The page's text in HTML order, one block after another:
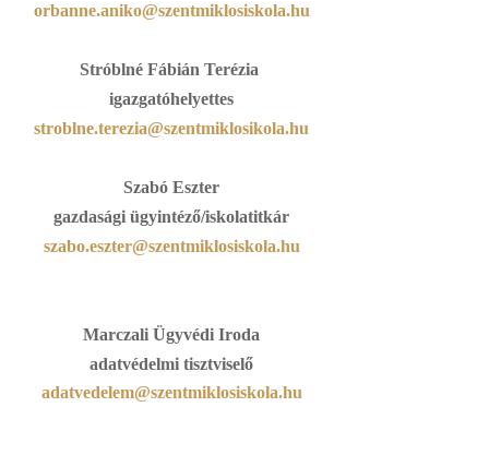
orbanne.aniko@szentmiklosiskola.hu
Stróblné Fábián Terézia
igazgatóhelyettes
stroblne.terezia@szentmiklosikola.hu
Szabó Eszter
gazdasági ügyintéző/iskolatitkár
szabo.eszter@szentmiklosiskola.hu
Marczali Ügyvédi Iroda
adatvédelmi tisztviselő
adatvedelem@szentmiklosiskola.hu